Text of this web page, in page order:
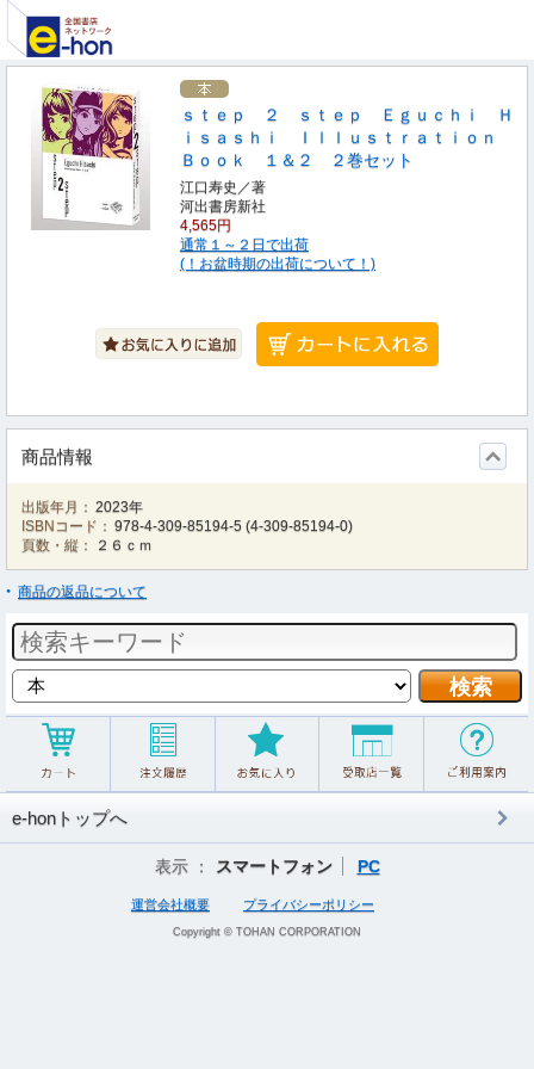
ｓｔｅｐ ２ ｓｔｅｐ Ｅｇｕｃｈｉ Ｈ
ｉｓａｓｈｉ Ｉｌｌｕｓｔｒａｔｉｏｎ
Ｂｏｏｋ １＆２ ２巻セット
江口寿史／著
河出書房新社
4,565円
通常１～２日で出荷
(！お盆時期の出荷について！)
商品情報
出版年月： 2023年
ISBNコード： 978-4-309-85194-5 (4-309-85194-0)
頁数・縦：
２６ｃｍ
商品の返品について
e-honトップへ
表示 ： スマートフォン PC
運営会社概要 プライバシーポリシー
Copyright © TOHAN CORPORATION